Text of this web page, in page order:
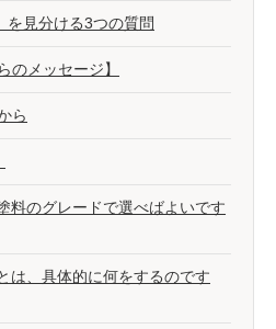
を見分ける3つの質問
のメッセージ】
ら
料のグレードで選べばよいです
は、具体的に何をするのです